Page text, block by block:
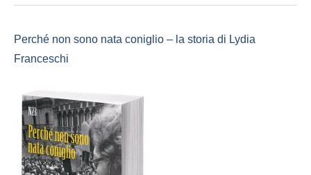
Perché non sono nata coniglio – la storia di Lydia
Franceschi